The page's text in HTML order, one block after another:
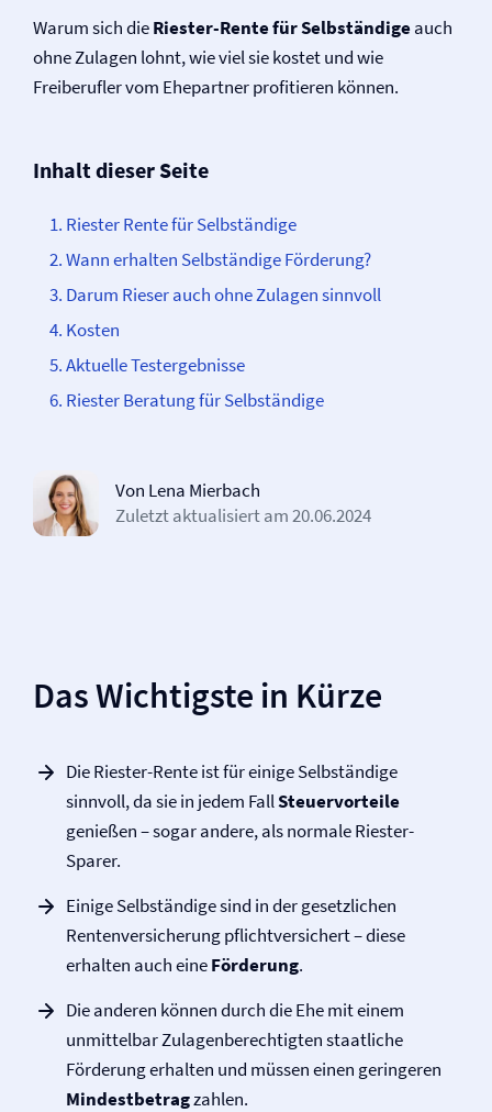
Warum sich dieRiester-Rente für Selbständigeauch
ohne Zulagen lohnt, wie viel sie kostet und wie
Freiberufler vom Ehepartner profitieren können.
Inhalt dieser Seite
Riester Rente für Selbständige
Wann erhalten Selbständige Förderung?
Darum Rieser auch ohne Zulagen sinnvoll
Kosten
Aktuelle Testergebnisse
Riester Beratung für Selbständige
Von Lena Mierbach
Zuletzt aktualisiert am20.06.2024
Das Wichtigste in Kürze
Die Riester-Rente ist für einige Selbständige
sinnvoll, da sie in jedem FallSteuervorteile
genießen – sogar andere, als normale Riester-
Sparer.
Einige Selbständige sind in der gesetzlichen
Renten­versicherung pflichtversichert – diese
erhalten auch eineFörderung.
Die anderen können durch die Ehe mit einem
unmittelbar Zulagenberechtigten staatliche
Förderung erhalten und müssen einen geringeren
Mindestbetragzahlen.